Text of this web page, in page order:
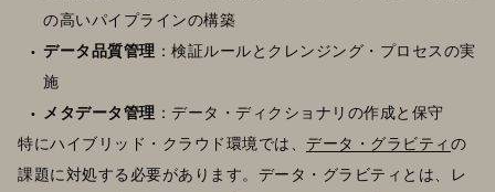
の高いパイプラインの構築
データ品質管理 ：検証ルールとクレンジング・プロセスの実
施
メタデータ管理 ：データ・ディクショナリの作成と保守
特にハイブリッド・クラウド環境では、 データ・グラビティ の
課題に対処する必要があります。データ・グラビティとは、レ